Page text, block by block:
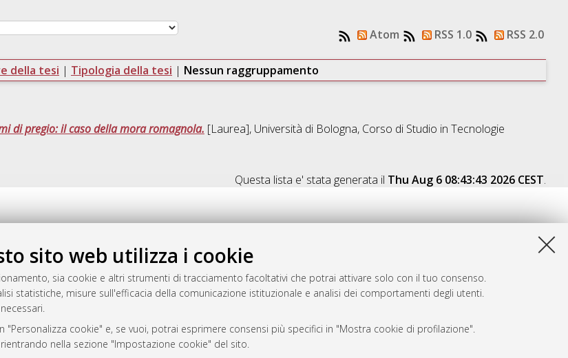
sito web utilizza i cookie
sia cookie e altri strumenti di tracciamento facoltativi che potrai attivare solo con il tuo consenso.
statistiche, misure sull'efficacia della comunicazione istituzionale e analisi dei comportamenti degli utenti.
cookie" e, se vuoi, potrai esprimere consensi più specifici in "Mostra cookie di profilazione".
nella sezione "Impostazione cookie" del sito.
Atom RSS 1.0 RSS 2.0
della tesi | Tipologia della tesi | Nessun raggruppamento
di pregio: il caso della mora romagnola. [Laurea], Università di Bologna, Corso di Studio in Tecnologie
Questa lista e' stata generata il Thu Aug 6 08:43:43 2026 CEST.
2026.